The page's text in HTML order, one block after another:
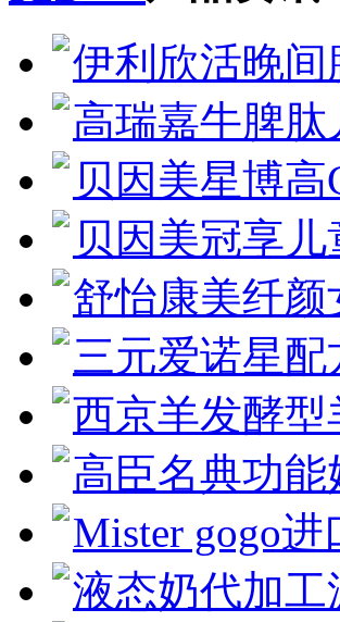
伊利欣活晚
高瑞嘉牛脾
贝因美星博
贝因美冠享
舒怡康美纤
三元爱诺星
西京羊发酵
高臣名典功
Mister gogo
液态奶代加